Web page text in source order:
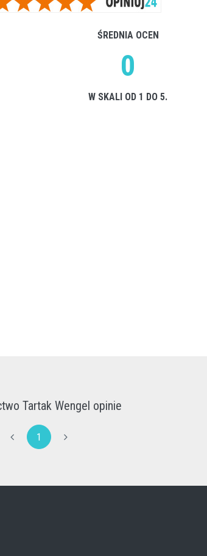
ŚREDNIA OCEN
0
W SKALI OD 1 DO 5.
Tartak Wengel opinie
1